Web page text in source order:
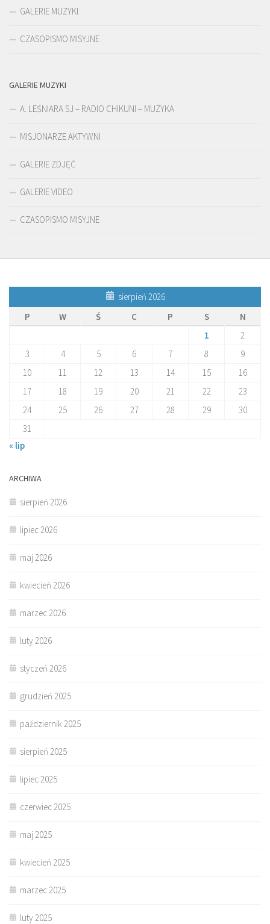
GALERIE MUZYKI
CZASOPISMO MISYJNE
GALERIE MUZYKI
A. LEŚNIARA SJ – RADIO CHIKUNI – MUZYKA
MISJONARZE AKTYWNI
GALERIE ZDJĘĆ
GALERIE VIDEO
CZASOPISMO MISYJNE
sierpień 2026
P
W Ś C P S
N
1
2
3
4 5 6 7 8
9
10
11 12 13 14 15
16
17
18 19 20 21 22
23
24
25 26 27 28 29
30
31
« lip
ARCHIWA
sierpień 2026
lipiec 2026
maj 2026
kwiecień 2026
marzec 2026
luty 2026
styczeń 2026
grudzień 2025
październik 2025
sierpień 2025
lipiec 2025
czerwiec 2025
maj 2025
kwiecień 2025
marzec 2025
luty 2025